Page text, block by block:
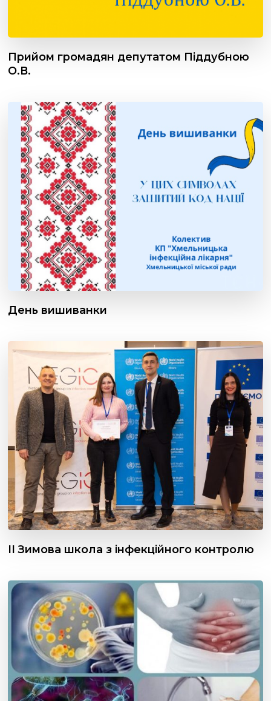
Прийом громадян депутатом Піддубною
О.В.
День вишиванки
ІІ Зимова школа з інфекційного контролю